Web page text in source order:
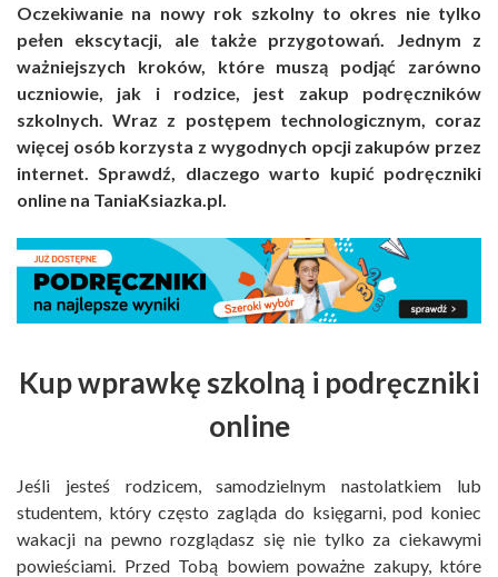
Oczekiwanie na nowy rok szkolny to okres nie tylko
pełen ekscytacji, ale także przygotowań. Jednym z
ważniejszych kroków, które muszą podjąć zarówno
uczniowie, jak i rodzice, jest zakup podręczników
szkolnych. Wraz z postępem technologicznym, coraz
więcej osób korzysta z wygodnych opcji zakupów przez
internet. Sprawdź, dlaczego warto kupić podręczniki
online na TaniaKsiazka.pl.
Kup wprawkę szkolną i podręczniki
online
Jeśli jesteś rodzicem, samodzielnym nastolatkiem lub
studentem, który często zagląda do księgarni, pod koniec
wakacji na pewno rozglądasz się nie tylko za ciekawymi
powieściami. Przed Tobą bowiem poważne zakupy, które